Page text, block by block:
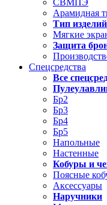
СВМПЭ
Арамидная
Тип изделий
Мягкие
Защита
Спецсредства
Все
Бр2
Бр3
Бр4
Бр5
Напольные
Настенные
Кобуры и
Поясные
Аксессуары
Наручники